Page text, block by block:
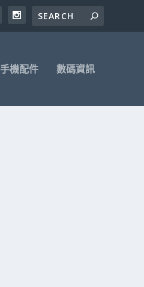
手機配件 數碼資訊